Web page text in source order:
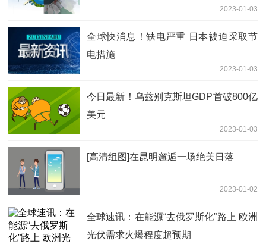
2023-01-03
全球快消息！缺电严重 日本被迫采取节
电措施
2023-01-03
今日最新！乌兹别克斯坦GDP首破800亿
美元
2023-01-03
[高清组图]在昆明邂逅一场绝美日落
2023-01-02
全球速讯：在能源“去俄罗斯化”路上 欧洲
光伏需求火爆程度超预期